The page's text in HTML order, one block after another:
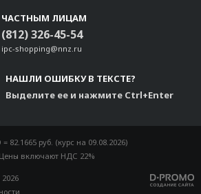
ЧАСТНЫМ ЛИЦАМ
(812) 326-45-54
ipc-shopping@nnz.ru
НАШЛИ ОШИБКУ В ТЕКСТЕ?
Выделите ее и нажмите Ctrl+Enter
= 82.1665 руб. (курс на 09.08.2026)
Цены включают НДС 22%